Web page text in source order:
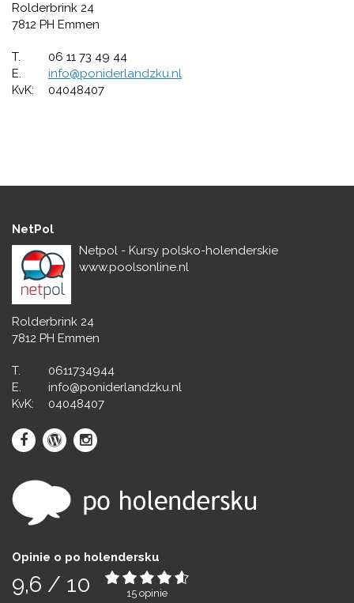
Rolderbrink 24
7812 PH Emmen
T.
06 11 73 49 44
E.
info@poniderlandzku.nl
KvK:
04048407
NetPol
Netpol - Kursy polsko-holenderskie
www.poolsonline.nl
Rolderbrink 24
7812 PH Emmen
T.
0611734944
E.
info@poniderlandzku.nl
KvK:
04048407
Opinie o po holendersku
9,6 / 10 15 opinie